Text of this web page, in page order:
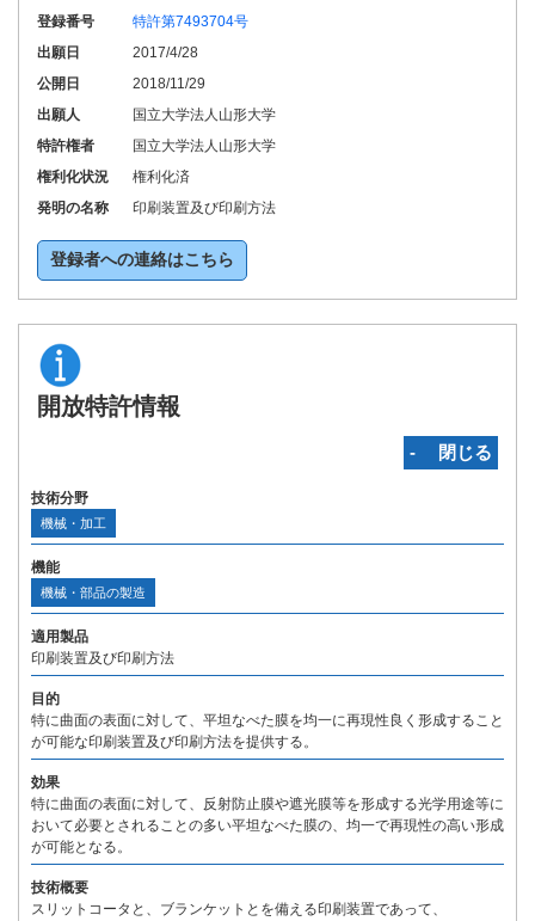
登録番号
特許第7493704号
出願日
2017/4/28
公開日
2018/11/29
出願人
国立大学法人山形大学
特許権者
国立大学法人山形大学
権利化状況
権利化済
発明の名称
印刷装置及び印刷方法
登録者への連絡はこちら
開放特許情報
‐ 閉じる
技術分野
機械・加工
機能
機械・部品の製造
適用製品
印刷装置及び印刷方法
目的
特に曲面の表面に対して、平坦なべた膜を均一に再現性良く形成すること
が可能な印刷装置及び印刷方法を提供する。
効果
特に曲面の表面に対して、反射防止膜や遮光膜等を形成する光学用途等に
おいて必要とされることの多い平坦なべた膜の、均一で再現性の高い形成
が可能となる。
技術概要
スリットコータと、ブランケットとを備える印刷装置であって、